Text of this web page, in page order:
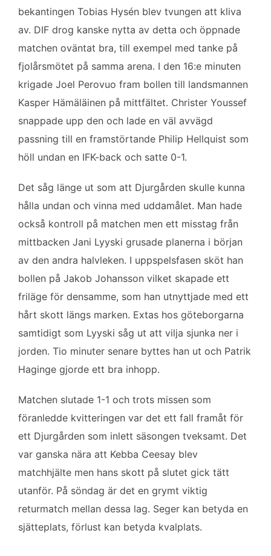
bekantingen Tobias Hysén blev tvungen att kliva
av. DIF drog kanske nytta av detta och öppnade
matchen oväntat bra, till exempel med tanke på
fjolårsmötet på samma arena. I den 16:e minuten
krigade Joel Perovuo fram bollen till landsmannen
Kasper Hämäläinen på mittfältet. Christer Youssef
snappade upp den och lade en väl avvägd
passning till en framstörtande Philip Hellquist som
höll undan en IFK-back och satte 0-1.
Det såg länge ut som att Djurgården skulle kunna
hålla undan och vinna med uddamålet. Man hade
också kontroll på matchen men ett misstag från
mittbacken Jani Lyyski grusade planerna i början
av den andra halvleken. I uppspelsfasen sköt han
bollen på Jakob Johansson vilket skapade ett
friläge för densamme, som han utnyttjade med ett
hårt skott längs marken. Extas hos göteborgarna
samtidigt som Lyyski såg ut att vilja sjunka ner i
jorden. Tio minuter senare byttes han ut och Patrik
Haginge gjorde ett bra inhopp.
Matchen slutade 1-1 och trots missen som
föranledde kvitteringen var det ett fall framåt för
ett Djurgården som inlett säsongen tveksamt. Det
var ganska nära att Kebba Ceesay blev
matchhjälte men hans skott på slutet gick tätt
utanför. På söndag är det en grymt viktig
returmatch mellan dessa lag. Seger kan betyda en
sjätteplats, förlust kan betyda kvalplats.